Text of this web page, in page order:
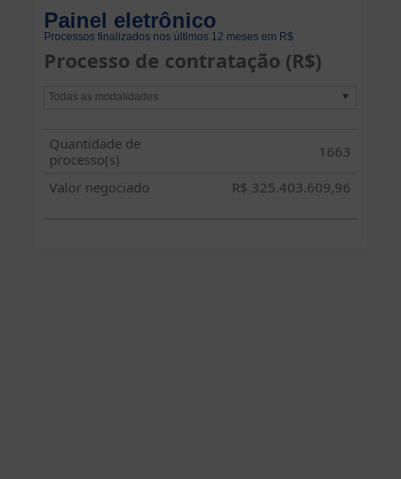
Painel eletrônico
Processos finalizados nos últimos 12 meses em R$
Processo de contratação (R$)
Todas as modalidades
Quantidade de
processo(s)
1663
Valor negociado
R$ 325.403.609,96